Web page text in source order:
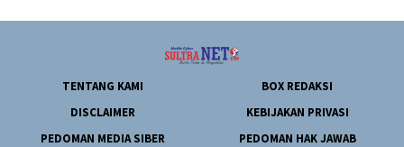
TENTANG KAMI
BOX REDAKSI
DISCLAIMER
KEBIJAKAN PRIVASI
PEDOMAN MEDIA SIBER
PEDOMAN HAK JAWAB